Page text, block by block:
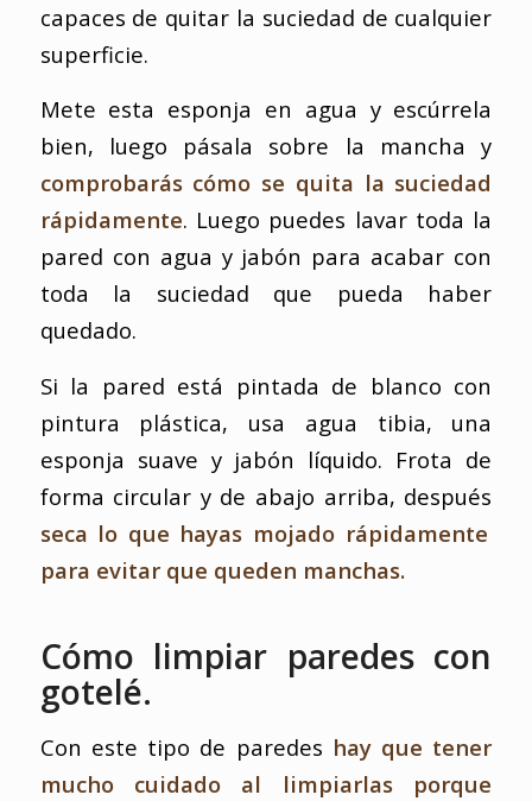
capaces de quitar la suciedad de cualquier
superficie.
Mete esta esponja en agua y escúrrela
bien, luego pásala sobre la mancha y
comprobarás cómo se quita la suciedad
rápidamente. Luego puedes lavar toda la
pared con agua y jabón para acabar con
toda la suciedad que pueda haber
quedado.
Si la pared está pintada de blanco con
pintura plástica, usa agua tibia, una
esponja suave y jabón líquido. Frota de
forma circular y de abajo arriba, después
seca lo que hayas mojado rápidamente
para evitar que queden manchas.
Cómo limpiar paredes con
gotelé.
Con este tipo de paredes hay que tener
mucho cuidado al limpiarlas porque